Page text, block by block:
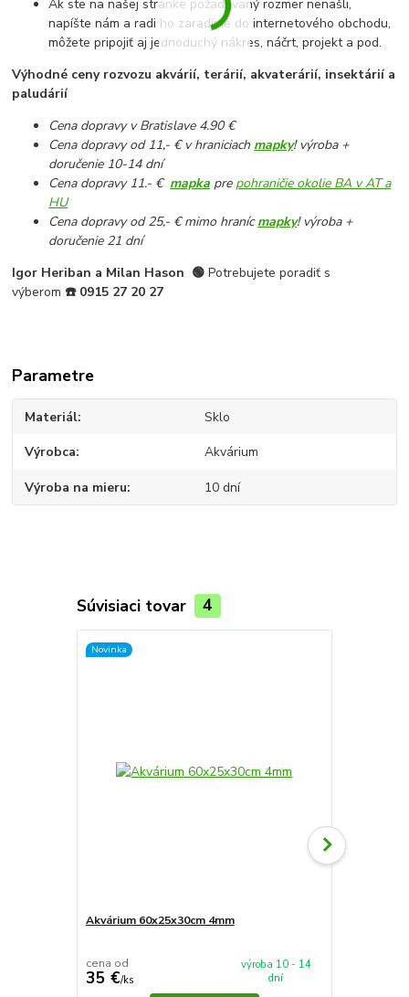
Ak ste na našej stránke požadovaný rozmer nenašli,
napíšte nám a radi ho zaradíme do internetového obchodu,
môžete pripojiť aj jednoduchý nákres, náčrt, projekt a pod.
Výhodné ceny rozvozu akvárií, terárií, akvaterárií, insektárií a
paludárií
Cena dopravy v Bratislave 4.90 €
Cena dopravy od 11,- € v hraniciach mapky! výroba +
doručenie 10-14 dní
Cena dopravy 11.- € mapka pre pohraničie okolie BA v AT a
HU
Cena dopravy od 25,- € mimo hranícmapky! výroba +
doručenie 21 dní
Igor Heriban a Milan Hason 🟢Potrebujete poradiť s
výberom ☎️ 0915 27 20 27
Parametre
Materiál Sklo
Výrobca Akvárium
Výroba na mieru 10 dní
Súvisiaci tovar 4
Novinka
Akvárium 60x25x30cm 4mm
cena od
35 €/ks
výroba 10 - 14
dní